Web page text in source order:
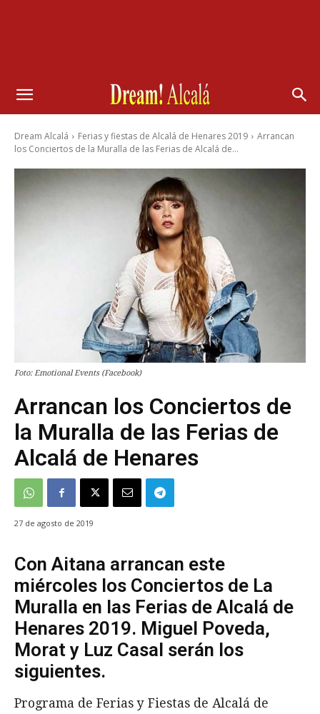
Dream Alcalá Ferias y fiestas de Alcalá de Henares 2019
Arrancan
los Conciertos de la Muralla de las Ferias de Alcalá de...
Foto: Emotional Events (Facebook)
Arrancan los Conciertos de
la Muralla de las Ferias de
Alcalá de Henares
27 de agosto de 2019
Con Aitana arrancan este
miércoles los Conciertos de La
Muralla en las Ferias de Alcalá de
Henares 2019. Miguel Poveda,
Morat y Luz Casal serán los
siguientes.
Programa de Ferias y Fiestas de Alcalá de